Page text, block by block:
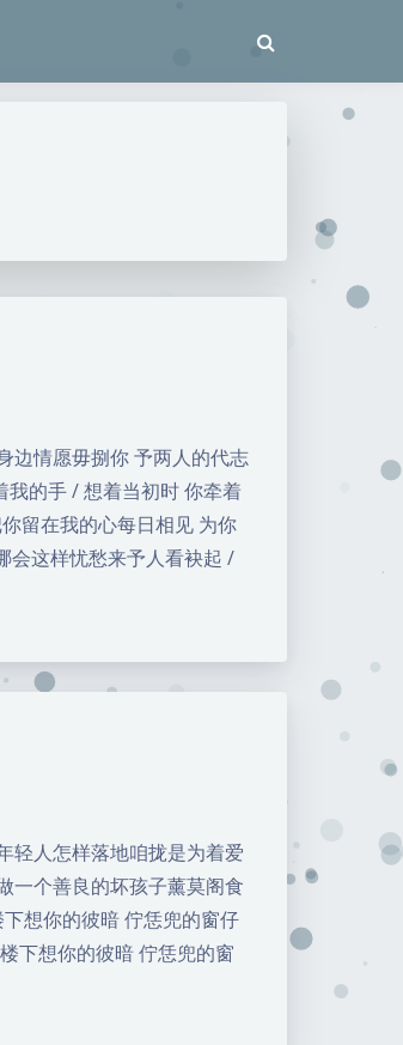
边情愿毋捌你 予两人的代志
的手 / 想着当初时 你牵着
留在我的心每日相见 为你
会这样忧愁来予人看袂起 /
轻人怎样落地咱拢是为着爱
一个善良的坏孩子薰莫阁食
想你的彼暗 佇恁兜的窗仔
下想你的彼暗 佇恁兜的窗